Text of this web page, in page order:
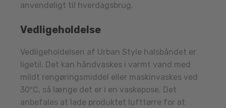
anvendeligt til hverdagsbrug.
Vedligeholdelse
Vedligeholdelsen af Urban Style halsbåndet er
ligetil. Det kan håndvaskes i varmt vand med
mildt rengøringsmiddel eller maskinvaskes ved
30ºC, så længe det er i en vaskepose. Det
anbefales at lade produktet lufttørre for at